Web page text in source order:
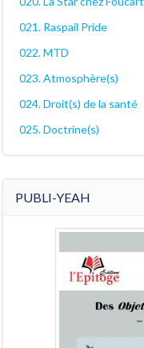
021. Raspail Pride
022. MTD
023. Atmosphère(s)
024. Droit(s) de la santé
025. Doctrine(s)
PUBLI-YEAH